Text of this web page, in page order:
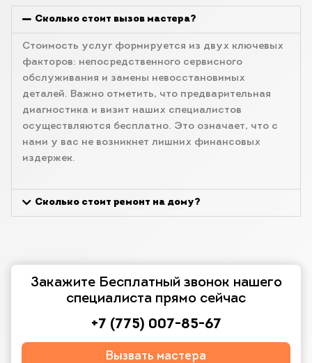
Сколько стоит вызов мастера?
Стоимость услуг формируется из двух ключевых
факторов: непосредственного сервисного
обслуживания и замены невосстановимых
деталей. Важно отметить, что предварительная
диагностика и визит наших специалистов
осуществляются бесплатно. Это означает, что с
нами у вас не возникнет лишних финансовых
издержек.
Сколько стоит ремонт на дому?
Закажите Бесплатный звонок нашего
специалиста прямо сейчас
+7 (775) 007-85-67
Вызвать мастера